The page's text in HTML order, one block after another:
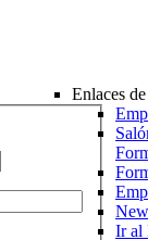
Enlaces
Ir al